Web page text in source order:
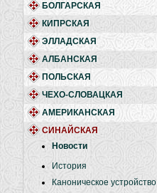
БОЛГАРСКАЯ
КИПРСКАЯ
ЭЛЛАДСКАЯ
АЛБАНСКАЯ
ПОЛЬСКАЯ
ЧЕХО-СЛОВАЦКАЯ
АМЕРИКАНСКАЯ
СИНАЙСКАЯ
Новости
История
Каноническое устройство